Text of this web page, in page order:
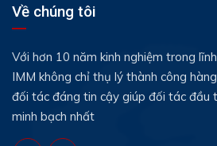
Về chúng tôi
Với hơn 10 năm kinh nghiệm trong
IMM không chỉ thụ lý thành công
đối tác đáng tin cậy giúp đối tác đầu
minh bạch nhất